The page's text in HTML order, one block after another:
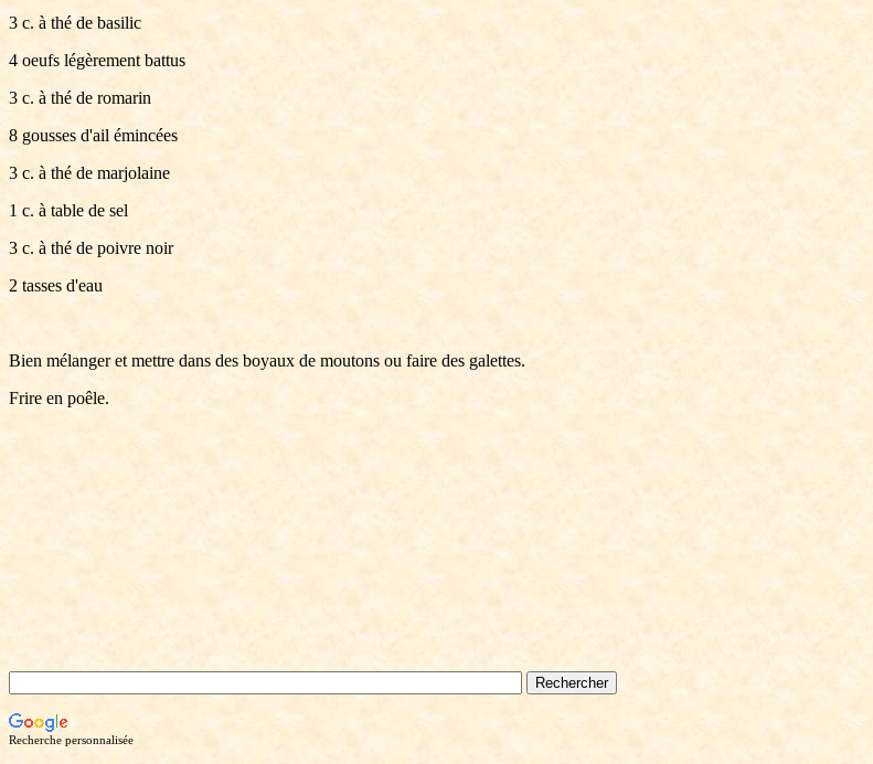
3 c. à thé de basilic
4 oeufs légèrement battus
3 c. à thé de romarin
8 gousses d'ail émincées
3 c. à thé de marjolaine
1 c. à table de sel
3 c. à thé de poivre noir
2 tasses d'eau
Bien mélanger et mettre dans des boyaux de moutons ou faire des galettes.
Frire en poêle.
Recherche personnalisée